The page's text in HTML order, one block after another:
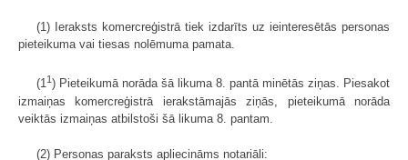
(1) Ieraksts komercreģistrā tiek izdarīts uz ieinteresētās personas
pieteikuma vai tiesas nolēmuma pamata.
(11 ) Pieteikumā norāda šā likuma 8. pantā minētās ziņas. Piesakot
izmaiņas komercreģistrā ierakstāmajās ziņās, pieteikumā norāda
veiktās izmaiņas atbilstoši šā likuma 8. pantam.
(2) Personas paraksts apliecināms notariāli: